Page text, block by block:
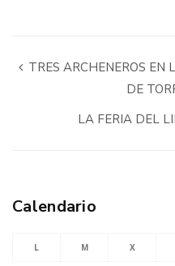
TRES ARCHENEROS EN
DE
LA FERIA DEL
Calendario
L M X